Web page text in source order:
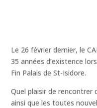
Le 26 février dernier, le
35 années d’existence
Fin Palais de St-Isidore.
Quel plaisir de rencontrer
ainsi que les toutes